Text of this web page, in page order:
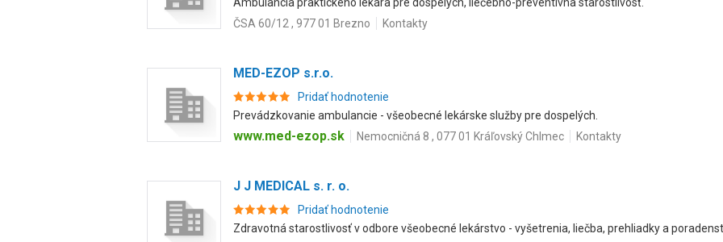
ČSA 60/12 , 977 01 Brezno
Kontakty
MED-EZOP s.r.o.
Pridať hodnotenie
Prevádzkovanie ambulancie - všeobecné lekárske služby pre dospelých.
www.med-ezop.sk Nemocničná 8 , 077 01 Kráľovský Chlmec Kontakty
J J MEDICAL s. r. o.
Pridať hodnotenie
Zdravotná starostlivosť v odbore všeobecné lekárstvo - vyšetrenia, liečba, prehliadky a